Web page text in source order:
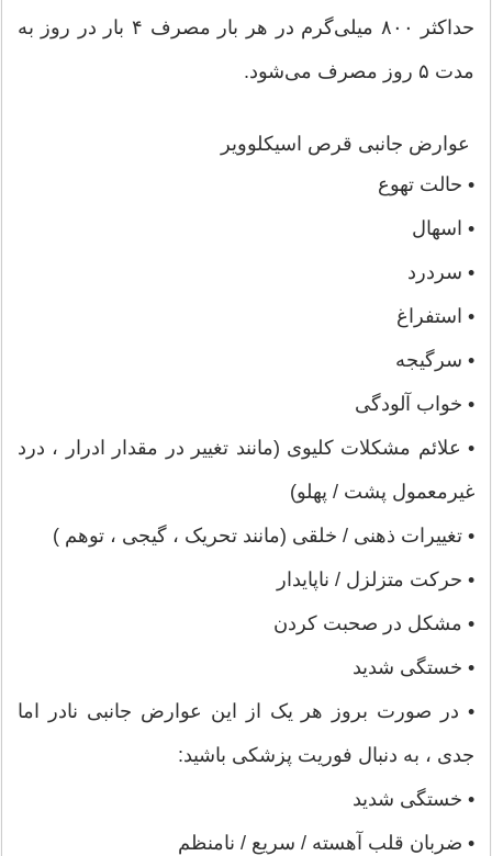
حداکثر ۸۰۰ میلی‌گرم در هر بار مصرف ۴ بار در روز به
مدت ۵ روز مصرف می‌شود.
عوارض جانبی قرص اسیکلوویر
• حالت تهوع
• اسهال
• سردرد
• استفراغ
• سرگیجه
• خواب آلودگی
• علائم مشکلات کلیوی (مانند تغییر در مقدار ادرار ، درد
غیرمعمول پشت / پهلو)
• تغییرات ذهنی / خلقی (مانند تحریک ، گیجی ، توهم )
• حرکت متزلزل / ناپایدار
• مشکل در صحبت کردن
• خستگی شدید
• در صورت بروز هر یک از این عوارض جانبی نادر اما
جدی ، به دنبال فوریت پزشکی باشید:
• خستگی شدید
• ضربان قلب آهسته / سریع / نامنظم